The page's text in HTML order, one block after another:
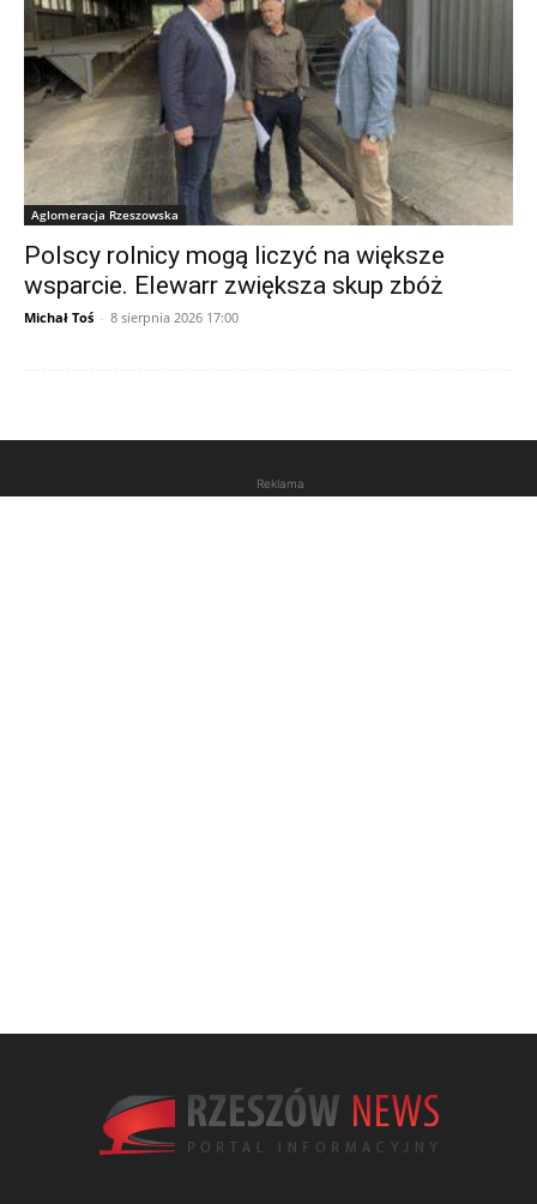
Aglomeracja Rzeszowska
Polscy rolnicy mogą liczyć na większe
wsparcie. Elewarr zwiększa skup zbóż
Michał Toś - 8 sierpnia 2026 17:00
Reklama